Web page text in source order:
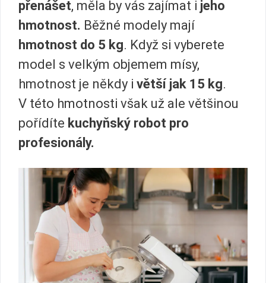
přenášet, měla by vás zajímat i jeho
hmotnost. Běžné modely mají
hmotnost do 5 kg. Když si vyberete
model s velkým objemem mísy,
hmotnost je někdy i větší jak 15 kg.
V této hmotnosti však už ale většinou
pořídíte kuchyňský robot pro
profesionály.